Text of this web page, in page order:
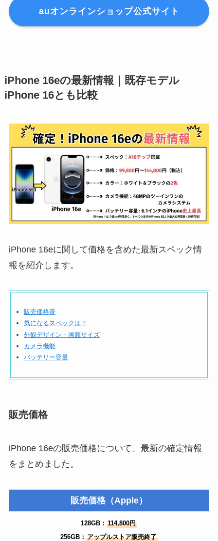
auオンラインショップ公式サイト
iPhone 16eの最新情報｜既存モデル
iPhone 16とも比較
iPhone 16eに関して価格を含めた最新スペック情
報を紹介します。
販売価格帯
気になるスペックは？
外観デザイン・画面サイズ
カメラ機能
バッテリー容量
販売価格
iPhone 16eの販売価格について、最新の確定情報
をまとめました。
販売価格（Apple）
128GB：114,800円
256GB： アップルストア販売終了